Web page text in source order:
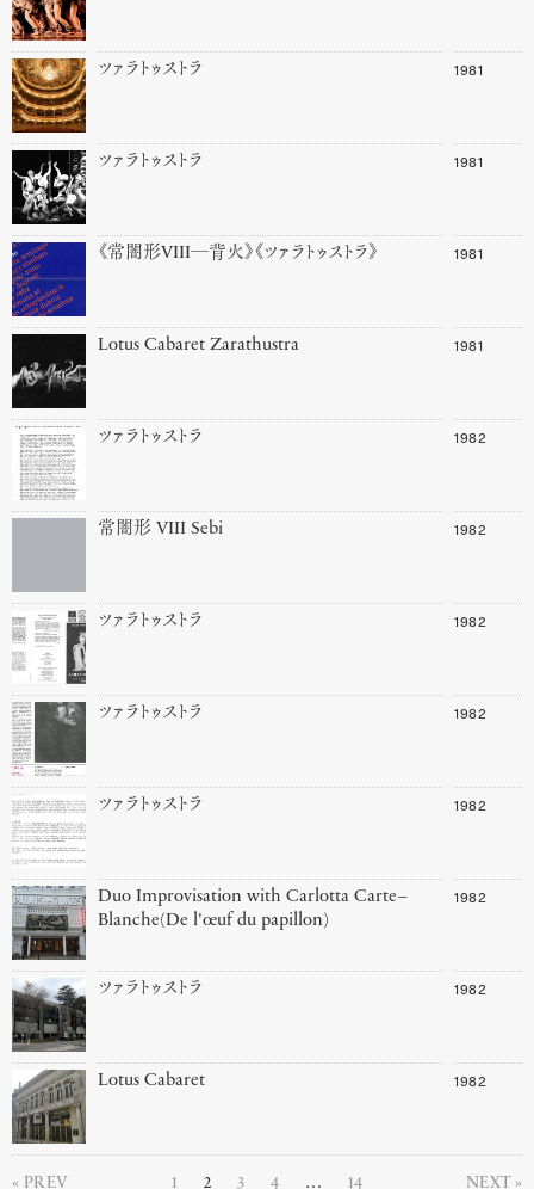
ツァラトゥストラ 1981
ツァラトゥストラ 1981
《常闇形VIII―背火》《ツァラトゥストラ》 1981
Lotus Cabaret Zarathustra 1981
ツァラトゥストラ 1982
常闇形 VIII Sebi 1982
ツァラトゥストラ 1982
ツァラトゥストラ 1982
ツァラトゥストラ 1982
Duo Improvisation with Carlotta Carte–
Blanche(De l'œuf du papillon)
1982
ツァラトゥストラ 1982
Lotus Cabaret 1982
PREV 1 2 3 4 … 14 NEXT